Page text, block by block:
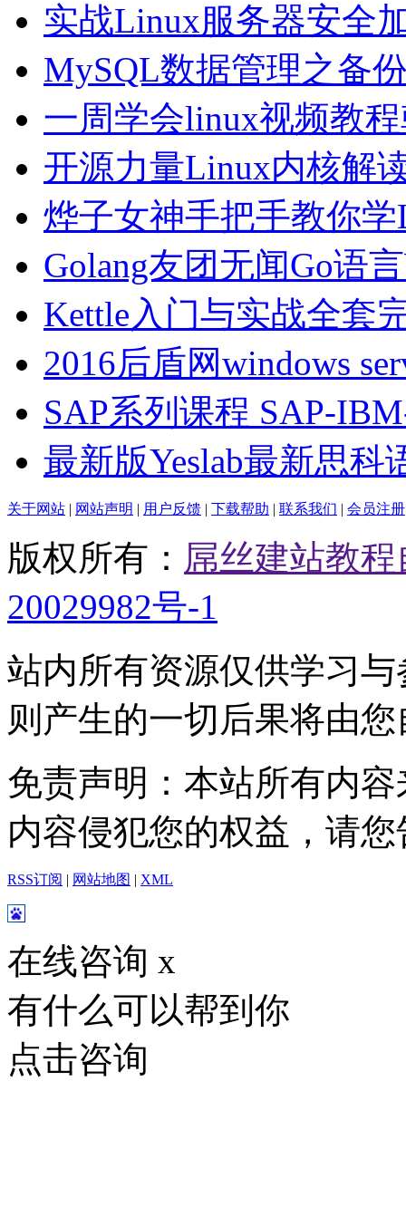
实战Linux服务器安全
MySQL数据管理之备
一周学会linux视频教
开源力量Linux内核解
烨子女神手把手教你
Golang友团无闻Go语
Kettle入门与实战全套
2016后盾网windows
SAP系列课程 SAP-
最新版Yeslab最新思科
关于网站 | 网站声明 | 用户反馈 | 下载帮助 | 联系我们 | 会员注册
版权所有： 屌丝建站教
20029982号-1
站内所有资源仅供学习
则产生的一切后果将由
免责声明：本站所有内
内容侵犯您的权益，请
RSS订阅 | 网站地图 | XML
在线咨询 x
有什么可以帮到你
点击咨询